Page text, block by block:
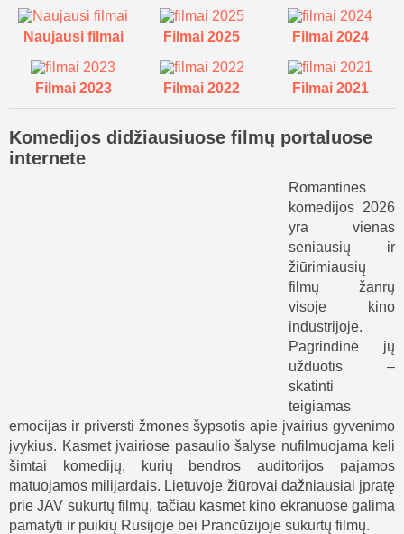
Naujausi filmai Filmai 2025 Filmai 2024
Filmai 2023 Filmai 2022 Filmai 2021
Komedijos didžiausiuose filmų portaluose
internete
Romantines
komedijos 2026
yra vienas
seniausių ir
žiūrimiausių
filmų žanrų
visoje kino
industrijoje.
Pagrindinė jų
užduotis –
skatinti
teigiamas
emocijas ir priversti žmones šypsotis apie įvairius gyvenimo
įvykius. Kasmet įvairiose pasaulio šalyse nufilmuojama keli
šimtai komedijų, kurių bendros auditorijos pajamos
matuojamos milijardais. Lietuvoje žiūrovai dažniausiai įpratę
prie JAV sukurtų filmų, tačiau kasmet kino ekranuose galima
pamatyti ir puikių Rusijoje bei Prancūzijoje sukurtų filmų.